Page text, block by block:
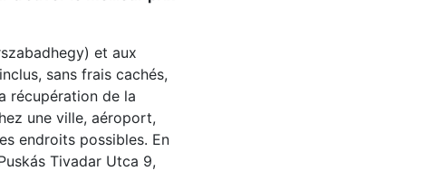
et aux
sans frais cachés,
récupération de la
une ville, aéroport,
endroits possibles. En
Tivadar Utca 9,